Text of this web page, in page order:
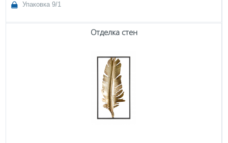
Упаковка 9/1
Отделка стен